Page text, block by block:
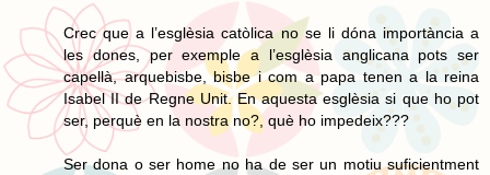
Crec que a l’esglèsia catòlica no se li dóna importància a
les dones, per exemple a l’esglèsia anglicana pots ser
capellà, arquebisbe, bisbe i com a papa tenen a la reina
Isabel II de Regne Unit. En aquesta esglèsia si que ho pot
ser, perquè en la nostra no?, què ho impedeix???
Ser dona o ser home no ha de ser un motiu suficientment